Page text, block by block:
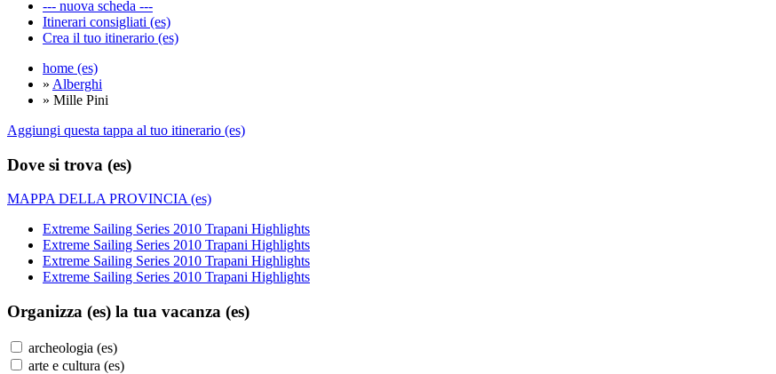
--- nuova scheda ---
Itinerari consigliati (es)
Crea il tuo itinerario (es)
home (es)
» Alberghi
» Mille Pini
Aggiungi questa tappa al tuo itinerario (es)
Dove si trova (es)
MAPPA DELLA PROVINCIA (es)
Extreme Sailing Series 2010 Trapani Highlights
Extreme Sailing Series 2010 Trapani Highlights
Extreme Sailing Series 2010 Trapani Highlights
Extreme Sailing Series 2010 Trapani Highlights
Organizza (es) la tua vacanza (es)
archeologia (es)
arte e cultura (es)